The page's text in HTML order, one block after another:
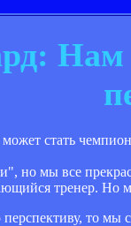
Нам
стать
но мы все
тренер. Но
то мы